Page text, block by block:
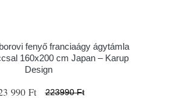
fenyő franciaágy ágytámla
160x200 cm Japan – Karup
Design
990 Ft 223990 Ft